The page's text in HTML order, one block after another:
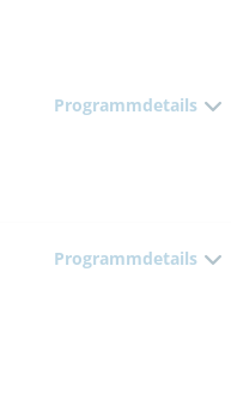
Programmdetails
Programmdetails